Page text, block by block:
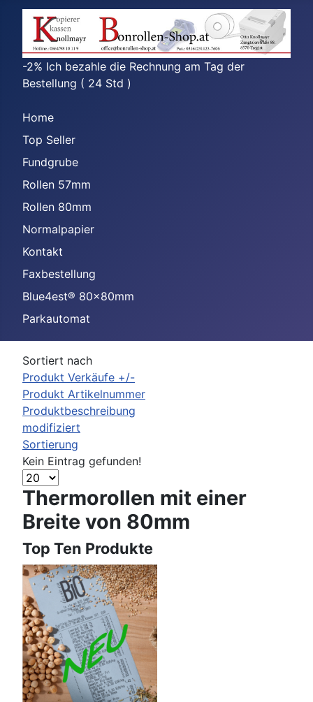
-2% Ich bezahle die Rechnung am Tag der
Bestellung ( 24 Std )
Home
Top Seller
Fundgrube
Rollen 57mm
Rollen 80mm
Normalpapier
Kontakt
Faxbestellung
Blue4est® 80x80mm
Parkautomat
Sortiert nach
Produkt Verkäufe +/-
Produkt Artikelnummer
Produktbeschreibung
modifiziert
Sortierung
Kein Eintrag gefunden!
Thermorollen mit einer
Breite von 80mm
Top Ten Produkte